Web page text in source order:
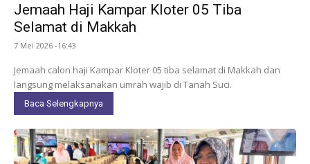
Jemaah Haji Kampar Kloter 05 Tiba
Selamat di Makkah
7 Mei 2026 -16:43
Jemaah calon haji Kampar Kloter 05 tiba selamat di Makkah dan
langsung melaksanakan umrah wajib di Tanah Suci.
Baca Selengkapnya